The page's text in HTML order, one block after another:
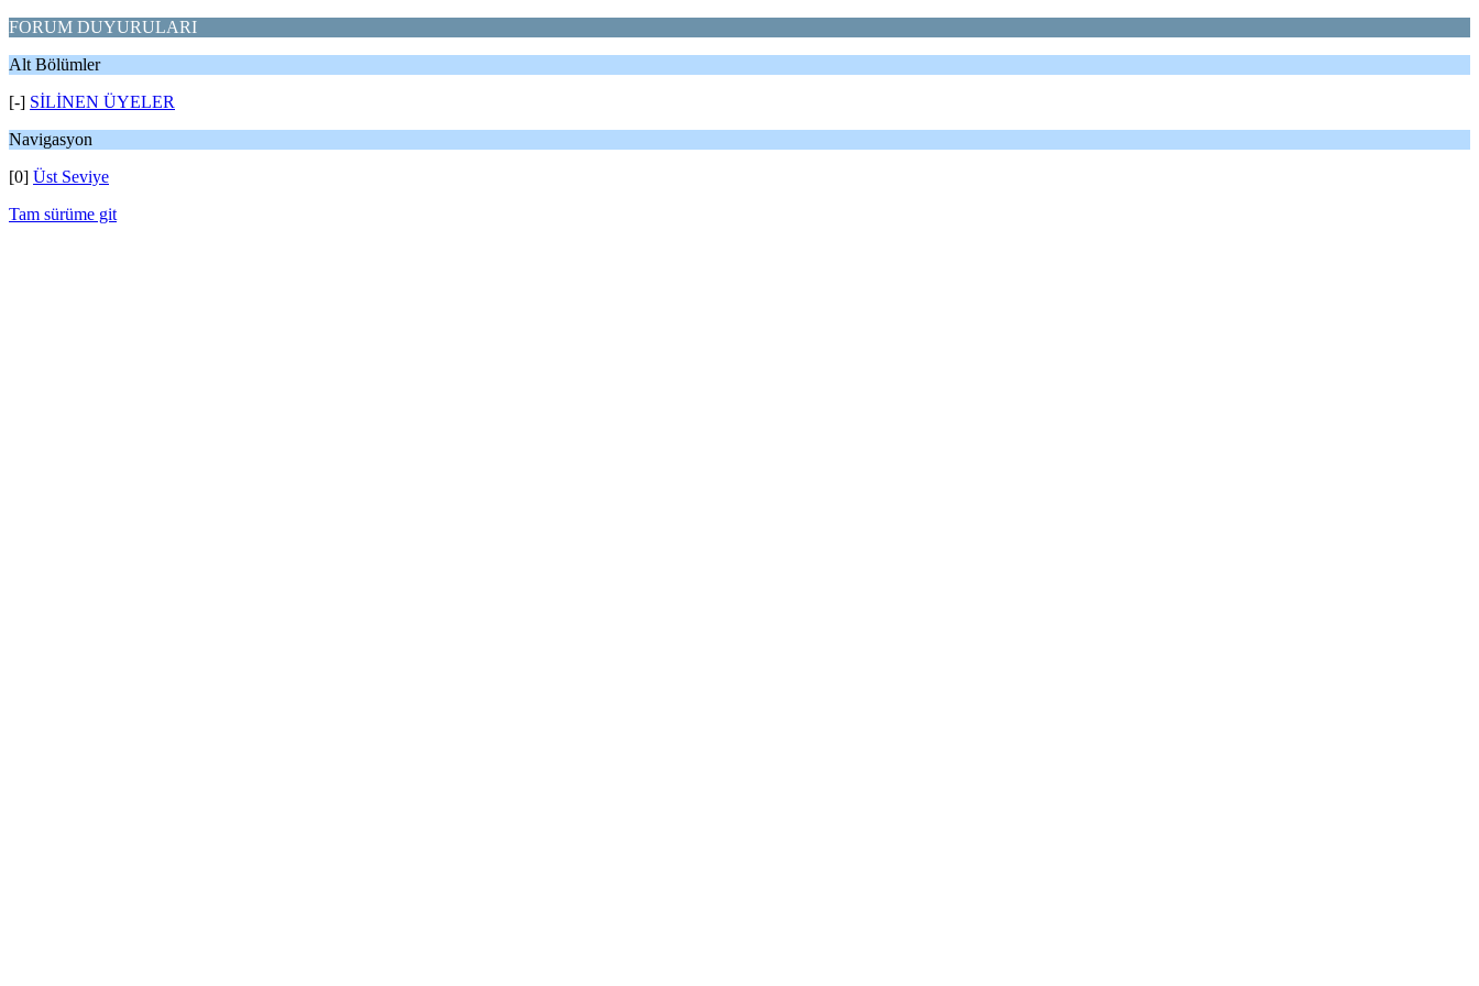
FORUM DUYURULARI
Alt Bölümler
[-] SİLİNEN ÜYELER
Navigasyon
[0] Üst Seviye
Tam sürüme git